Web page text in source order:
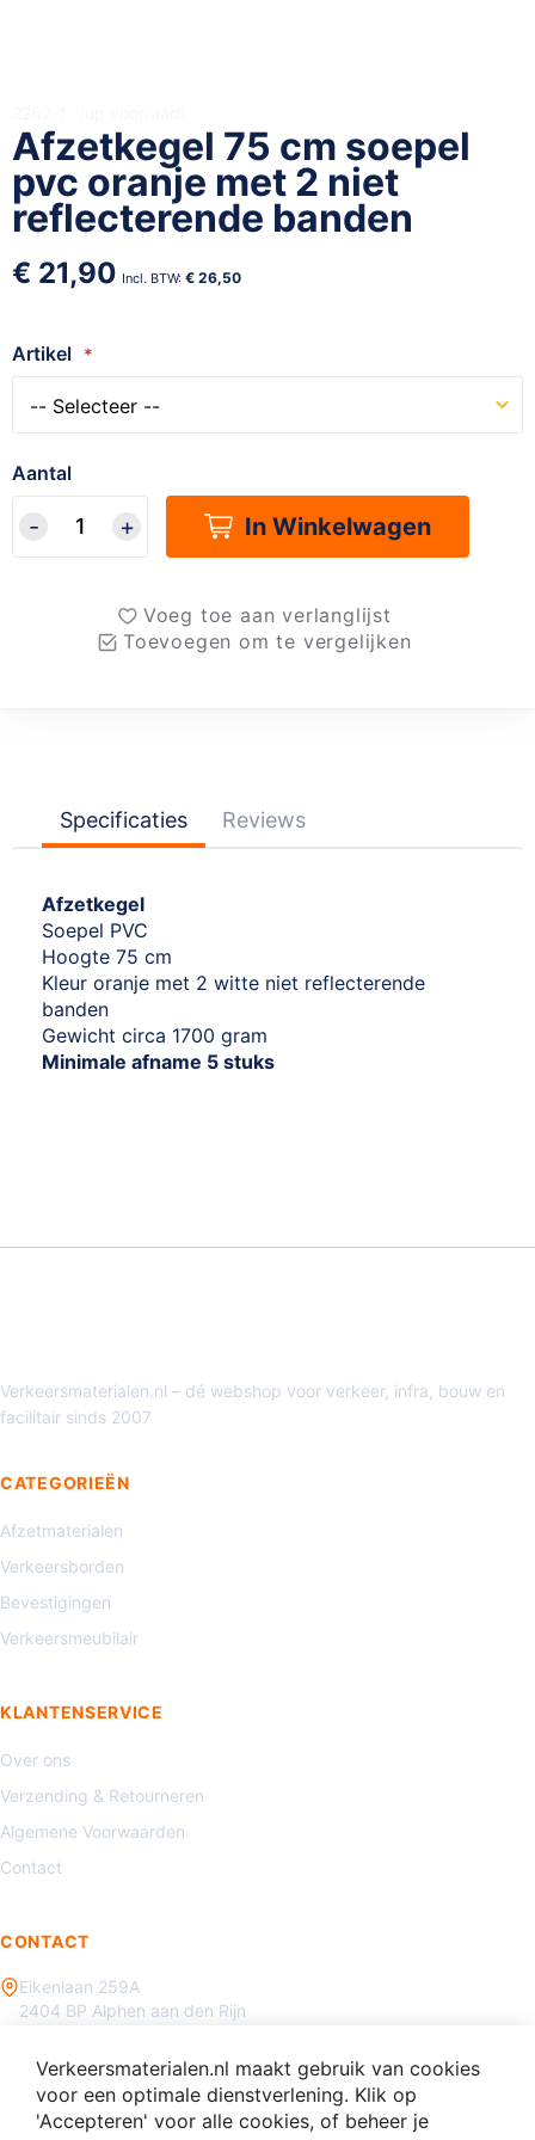
Afzetkegel 75 cm soepel
pvc oranje met 2 niet
reflecterende banden
€ 21,90 € 26,50
Artikel
Aantal
In Winkelwagen
Voeg toe aan verlanglijst
Toevoegen om te vergelijken
naar
het
begin
van
afbeeldingen-
Specificaties Reviews
Afzetkegel
Soepel PVC
Hoogte 75 cm
Kleur oranje met 2 witte niet reflecterende
banden
Gewicht circa 1700 gram
Minimale afname 5 stuks
Verkeersmaterialen.nl – dé webshop voor verkeer, infra, bouw en
facilitair sinds 2007
CATEGORIEËN
Afzetmaterialen
Verkeersborden
Bevestigingen
Verkeersmeubilair
KLANTENSERVICE
Over ons
Verzending & Retourneren
Algemene Voorwaarden
Contact
CONTACT
Eikenlaan 259A
2404 BP Alphen aan den Rijn
info@verkeersmaterialen.nl
Verkeersmaterialen.nl maakt gebruik van cookies
voor een optimale dienstverlening. Klik op
'Accepteren' voor alle cookies, of beheer je